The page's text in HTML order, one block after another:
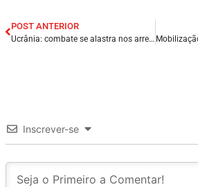
POST ANTERIOR
Ucrânia: combate se alastra nos arredores de Kiev.
Inscrever-se